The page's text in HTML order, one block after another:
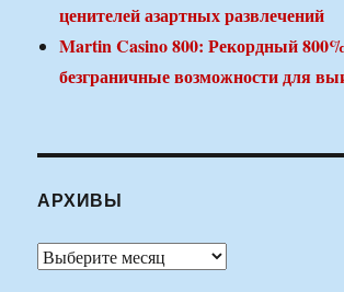
ценителей азартных развлечений
Martin Casino 800: Рекордный
безграничные возможности для
АРХИВЫ
Архивы